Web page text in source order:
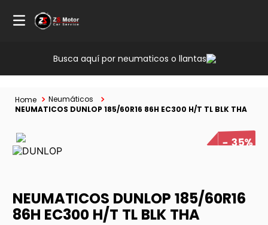
Busca aquí por neumaticos o llantas
Neumáticos
NEUMATICOS DUNLOP 185/60R16 86H EC300 H/T TL BLK THA
35%
NEUMATICOS DUNLOP 185/60R16
86H EC300 H/T TL BLK THA